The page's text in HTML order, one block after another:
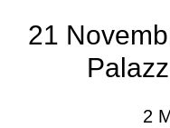
21
2